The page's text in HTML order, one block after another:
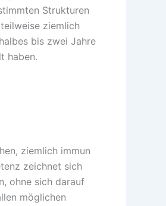
Strukturen
ziemlich
bis zwei Jahre
haben.
ziemlich immun
zeichnet sich
ohne sich darauf
möglichen